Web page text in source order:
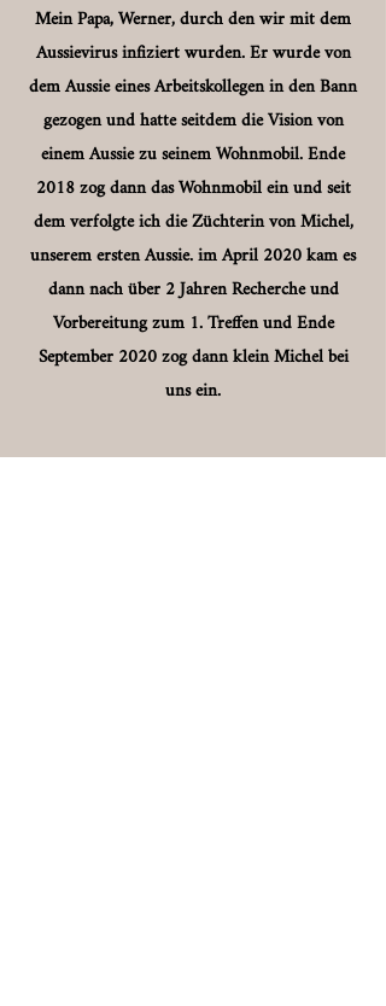
Mein Papa, Werner, durch den wir mit dem
Aussievirus infiziert wurden. Er wurde von
dem Aussie eines Arbeitskollegen in den Bann
gezogen und hatte seitdem die Vision von
einem Aussie zu seinem Wohnmobil. Ende
2018 zog dann das Wohnmobil ein und seit
dem verfolgte ich die Züchterin von Michel,
unserem ersten Aussie. im April 2020 kam es
dann nach über 2 Jahren Recherche und
Vorbereitung zum 1. Treffen und Ende
September 2020 zog dann klein Michel bei
uns ein.